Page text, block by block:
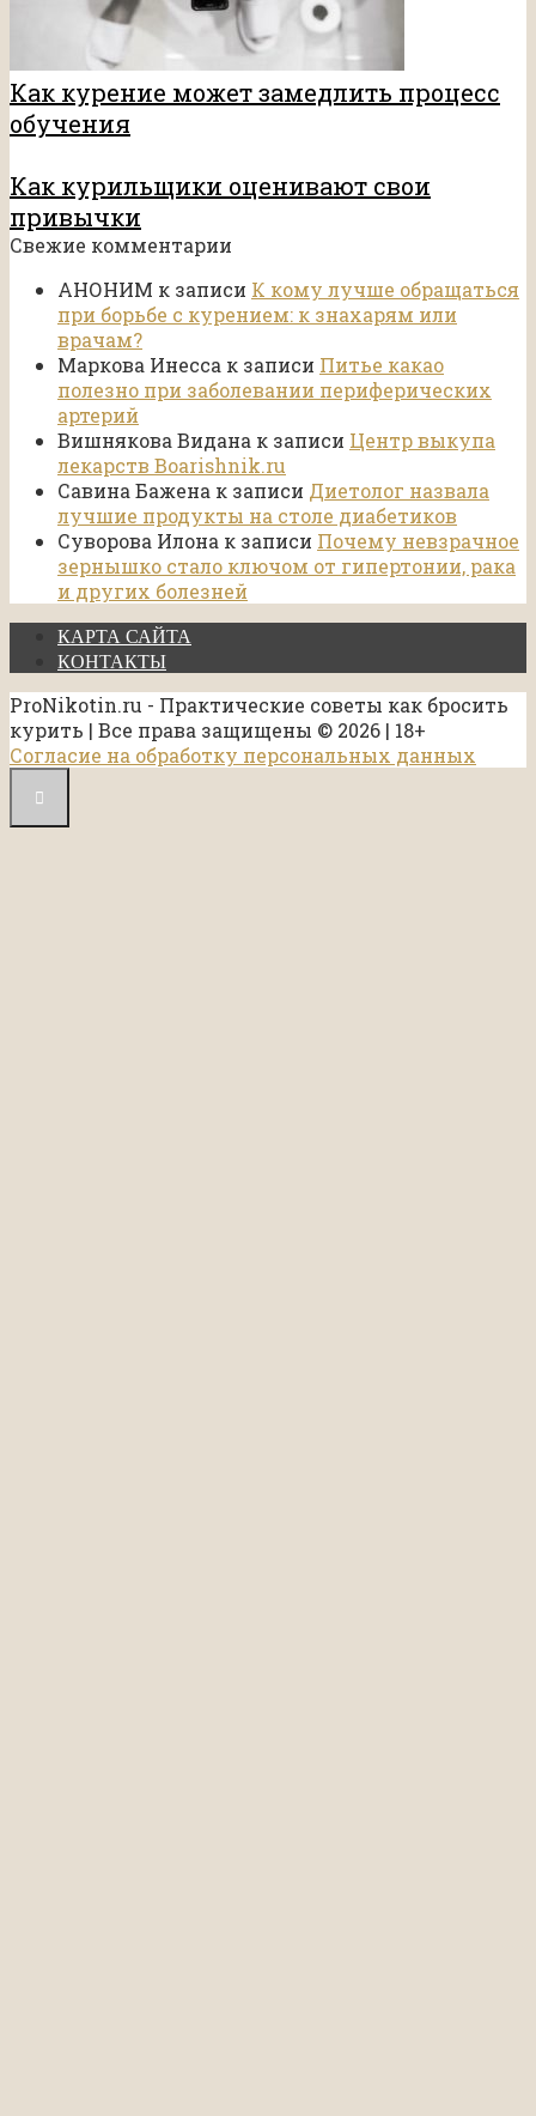
Как курение может замедлить процесс
обучения
Как курильщики оценивают свои
привычки
Свежие комментарии
АНОНИМ к записи К кому лучше обращаться
при борьбе с курением: к знахарям или
врачам?
Маркова Инесса к записи Питье какао
полезно при заболевании периферических
артерий
Вишнякова Видана к записи Центр выкупа
лекарств Boarishnik.ru
Савина Бажена к записи Диетолог назвала
лучшие продукты на столе диабетиков
Суворова Илона к записи Почему невзрачное
зернышко стало ключом от гипертонии, рака
и других болезней
КАРТА САЙТА
КОНТАКТЫ
ProNikotin.ru - Практические советы как бросить
курить | Все права защищены © 2026 | 18+
Согласие на обработку персональных данных